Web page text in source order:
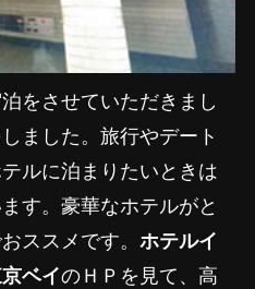
をさせていただきまし
ました。旅行やデート
ルに泊まりたいときは
す。豪華なホテルがと
ススメです。 ホテルイ
ベイのＨＰを見て、高